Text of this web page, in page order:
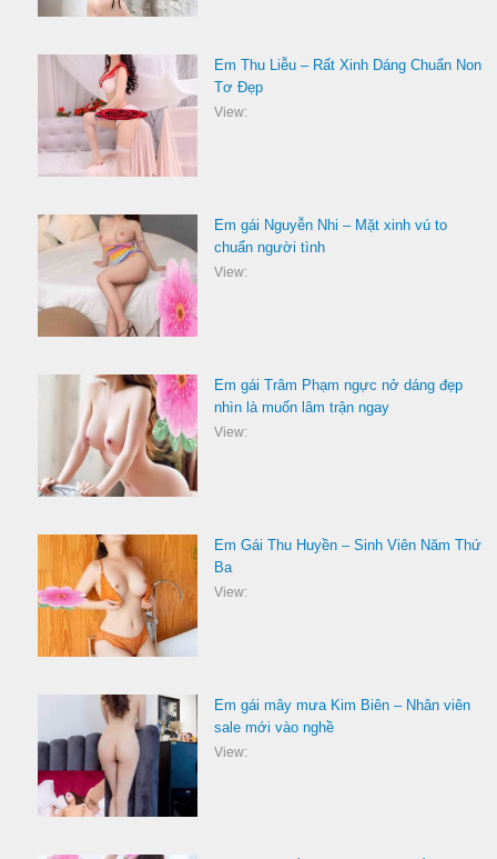
Em Thu Liễu – Rất Xinh Dáng Chuẩn Non
Tơ Đẹp
View:
Em gái Nguyễn Nhi – Mặt xinh vú to
chuẩn người tình
View:
Em gái Trâm Phạm ngực nở dáng đẹp
nhìn là muốn lâm trận ngay
View:
Em Gái Thu Huyền – Sinh Viên Năm Thứ
Ba
View:
Em gái mây mưa Kim Biên – Nhân viên
sale mới vào nghề
View: